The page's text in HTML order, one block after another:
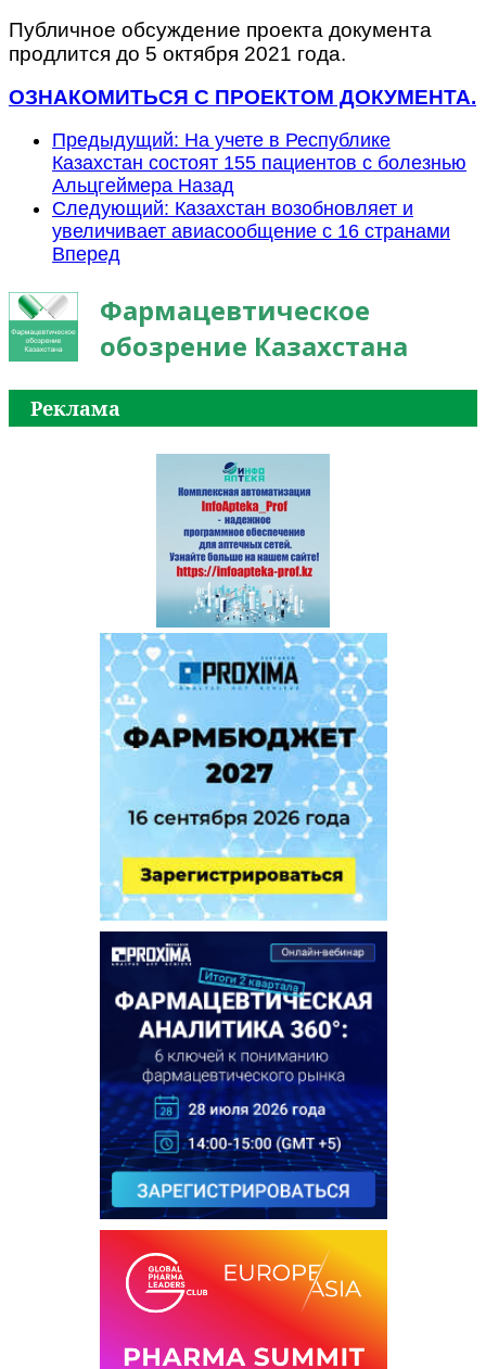
Публичное обсуждение проекта документа
продлится до 5 октября 2021 года.
ОЗНАКОМИТЬСЯ С ПРОЕКТОМ ДОКУМЕНТА.
Предыдущий: На учете в Республике
Казахстан состоят 155 пациентов с болезнью
Альцгеймера Назад
Следующий: Казахстан возобновляет и
увеличивает авиасообщение с 16 странами
Вперед
Фармацевтическое
обозрение Казахстана
Реклама